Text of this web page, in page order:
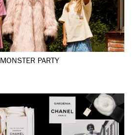
MONSTER PARTY